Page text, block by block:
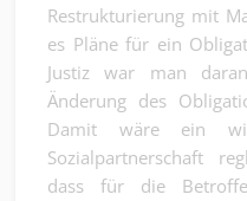
Restrukturierung mit
es Pläne für ein
Justiz war man
Änderung des
Damit wäre ein
Sozialpartnerschaft
dass für die